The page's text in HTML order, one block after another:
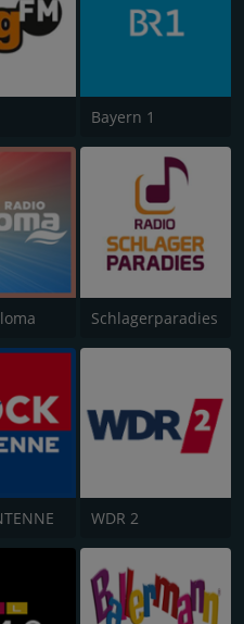
Bayern 1
Schlagerparadies
WDR 2